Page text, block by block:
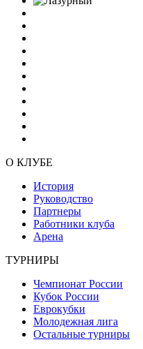
О КЛУБЕ
История
Руководство
Партнеры
Работники клуба
Арена
ТУРНИРЫ
Чемпионат России
Кубок России
Еврокубки
Молодежная лига
Остальные турниры